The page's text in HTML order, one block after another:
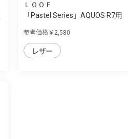
ＬＯＯＦ
「Pastel Series」AQUOS R7用
参考価格￥2,580
レザー